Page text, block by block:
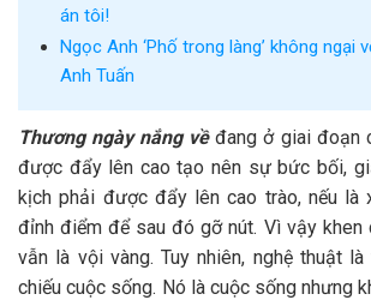
án tôi!
Ngọc Anh ‘Phố trong làng’ không ngại
Anh Tuấn
Thương ngày nắng vềđang ở giai đoạn
được đẩy lên cao tạo nên sự bức bối,
kịch phải được đẩy lên cao trào, nếu là
đỉnh điểm để sau đó gỡ nút. Vì vậy khen
vẫn là vội vàng. Tuy nhiên, nghệ thuật
chiếu cuộc sống. Nó là cuộc sống nhưng